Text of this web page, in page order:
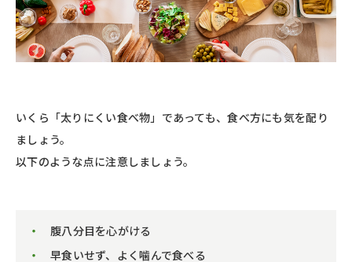
いくら「太りにくい食べ物」であっても、食べ方にも気を配り
ましょう。
以下のような点に注意しましょう。
腹八分目を心がける
早食いせず、よく噛んで食べる